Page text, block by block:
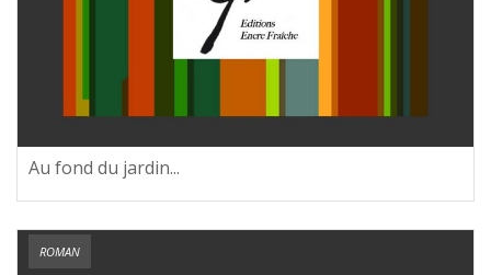
Au fond du jardin...
ROMAN